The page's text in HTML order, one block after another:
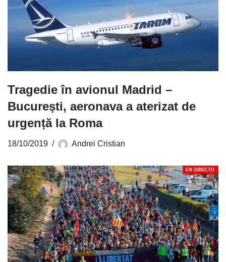
Tragedie în avionul Madrid –
București, aeronava a aterizat de
urgență la Roma
18/10/2019 Andrei Cristian